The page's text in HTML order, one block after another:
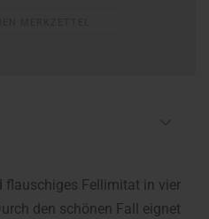
flauschiges Fellimitat in vier
den schönen Fall eignet